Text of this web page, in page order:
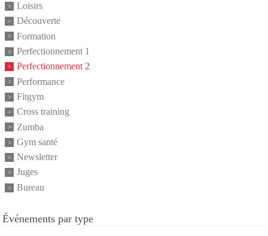
Loisirs
Découverte
Formation
Perfectionnement 1
Perfectionnement 2
Performance
Fitgym
Cross training
Zumba
Gym santé
Newsletter
Juges
Bureau
Événements par type